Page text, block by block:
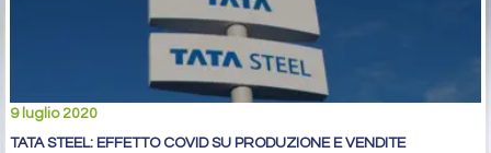
9 luglio 2020
TATA STEEL: EFFETTO COVID SU PRODUZIONE E VENDITE